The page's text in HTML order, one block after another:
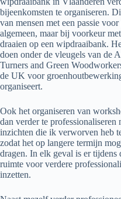
bijeenkomsten te organiseren.
van mensen met een passie
algemeen, maar bij voorkeur
draaien op een wipdraaibank.
doen onder de vleugels van de
Turners and Green
de UK voor
organiseert.
Ook het organiseren van
dan verder te
inzichten die ik verworven heb
zodat het op langere termijn
dragen. In elk geval is er tijdens
ruimte voor verdere
inzetten.